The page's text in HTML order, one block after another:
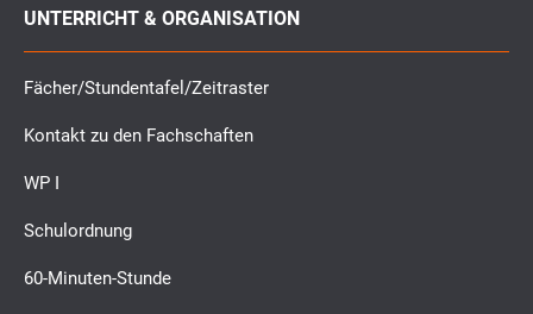
UNTERRICHT & ORGANISATION
Fächer/Stundentafel/Zeitraster
Kontakt zu den Fachschaften
WP I
Schulordnung
60-Minuten-Stunde